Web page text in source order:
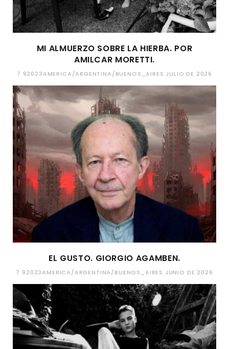
MI ALMUERZO SOBRE LA HIERBA. POR
AMILCAR MORETTI.
7 92023AMERICA/ARGENTINA/BUENOS_AIRES JULIO DE 2026
EL GUSTO. GIORGIO AGAMBEN.
7 92023AMERICA/ARGENTINA/BUENOS_AIRES JUNIO DE 2026